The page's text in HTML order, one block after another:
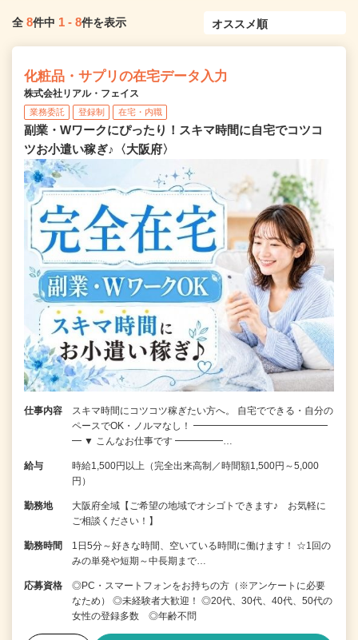
全 8件中 1 - 8件を表示
化粧品・サプリの在宅データ入力
株式会社リアル・フェイス
業務委託 登録制 在宅・内職
副業・Wワークにぴったり！スキマ時間に自宅でコツコ
ツお小遣い稼ぎ♪〈大阪府〉
仕事内容
スキマ時間にコツコツ稼ぎたい方へ。 自宅でできる・自分の
ペースでOK・ノルマなし！ ━━━━━━━━━━━━━━
━ ▼ こんなお仕事です ━━━━━…
給与
時給1,500円以上（完全出来高制／時間額1,500円～5,000
円）
勤務地
大阪府全域【ご希望の地域でオシゴトできます♪ お気軽に
ご相談ください！】
勤務時間
1日5分～好きな時間、空いている時間に働けます！ ☆1回の
みの単発や短期～中長期まで…
応募資格
◎PC・スマートフォンをお持ちの方（※アンケートに必要
なため） ◎未経験者大歓迎！ ◎20代、30代、40代、50代の
女性の登録多数 ◎年齢不問